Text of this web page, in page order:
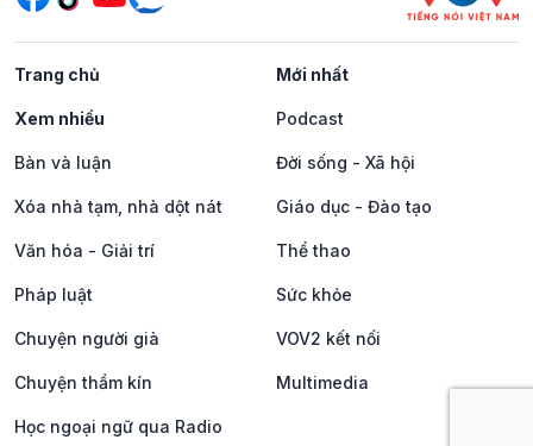
Trang chủ Mới nhất
Xem nhiều Podcast
Bàn và luận Đời sống - Xã hội
Xóa nhà tạm, nhà dột nát Giáo dục - Đào tạo
Văn hóa - Giải trí Thể thao
Pháp luật Sức khỏe
Chuyện người già VOV2 kết nối
Chuyện thầm kín Multimedia
Học ngoại ngữ qua Radio